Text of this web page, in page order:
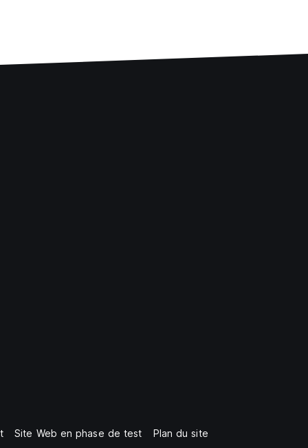
Site Web en phase de test Plan du site